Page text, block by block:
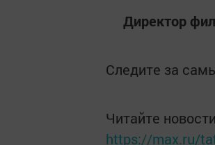
Директор
Следите за
Читайте
https://max.ru/